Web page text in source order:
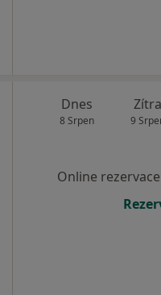
Dnes
8 Srpen
Zítra
9
Online